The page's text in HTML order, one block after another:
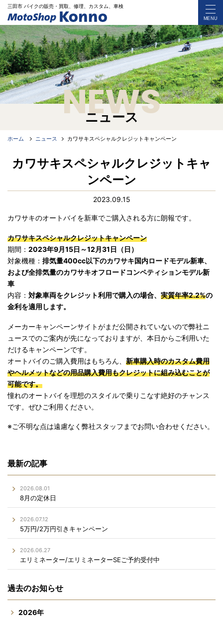
三田市 バイクの販売・買取、修理、カスタム、車検
MENU
ニュース
NEWS
ホーム ニュース カワサキスペシャルクレジットキャンペーン
カワサキスペシャルクレジットキャ
ンペーン
2023.09.15
カワサキのオートバイを新車でご購入される方に朗報です。
カワサキスペシャルクレジットキャンペーン
期間： 2023年9月15日～12月31日（日）
対象機種： 排気量400cc以下のカワサキ国内ロードモデル新車、
および全排気量のカワサキオフロードコンペティションモデル新
車
内容： 対象車両をクレジット利用で購入の場合、 実質年率2.2%の
金利を適用します。
メーカーキャンペーンサイトがまだ公開されていないので弊社ニ
ュースでのご案内が先になっておりますが、本日からご利用いた
だけるキャンペーンです。
オートバイのご購入費用はもちろん、 新車購入時のカスタム費用
やヘルメットなどの用品購入費用もクレジットに組み込むことが
可能です。
憧れのオートバイを理想のスタイルで乗りこなす絶好のチャンス
です。ぜひご利用ください。
※ご不明な点は遠慮なく弊社スタッフまでお問い合わせください。
最新の記事
2026.08.01
8月の定休日
2026.07.12
5万円/2万円引きキャンペーン
2026.06.27
エリミネーター/エリミネーターSEご予約受付中
過去のお知らせ
2026年